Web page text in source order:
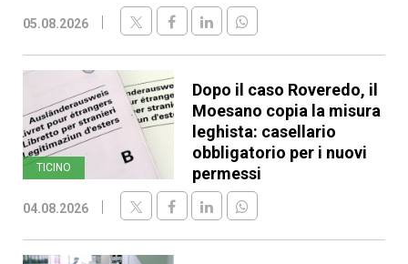
05.08.2026
TICINO
Dopo il caso Roveredo, il
Moesano copia la misura
leghista: casellario
obbligatorio per i nuovi
permessi
04.08.2026